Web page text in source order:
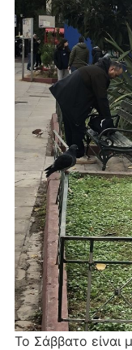
Το Σάββατο είναι